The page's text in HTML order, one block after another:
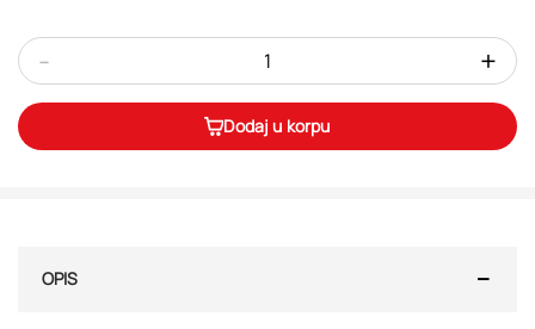
- +
Dodaj u korpu
OPIS